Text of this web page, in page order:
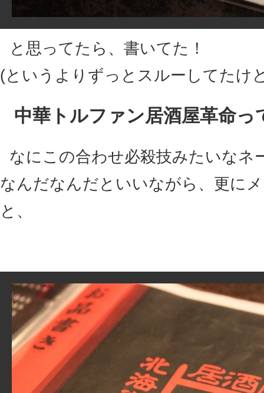
と思ってたら、書いてた！
(というよりずっとスルーしてたけ
中華トルファン居酒屋革命っ
なにこの合わせ必殺技みたいなネ
なんだなんだといいながら、更に
と、